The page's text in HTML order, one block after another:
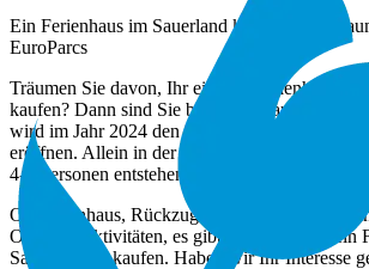
Ein Ferienhaus im Sauerland kaufen – Ihr
EuroParcs
Träumen Sie davon, Ihr eigenes Ferienhaus im
kaufen? Dann sind Sie bei uns genau richtig!
wird im Jahr 2024 den ersten EuroParcs-
eröffnen. Allein in der ersten Bauphase
4-8 Personen entstehen – viele davon mit
Ob Ferienhaus, Rückzugsort oder
Outdoor-Aktivitäten, es gibt viele Gründe, ein
Sauerland zu kaufen. Haben wir Ihr Interesse